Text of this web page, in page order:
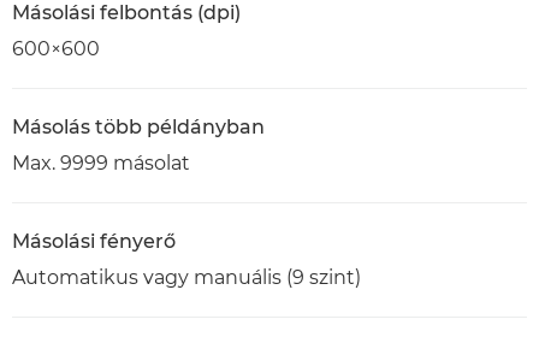
Másolási felbontás (dpi)
600×600
Másolás több példányban
Max. 9999 másolat
Másolási fényerő
Automatikus vagy manuális (9 szint)